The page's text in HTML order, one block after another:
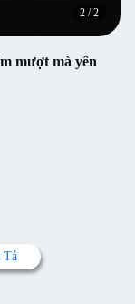
2 /2
mượt mà yên
Tả